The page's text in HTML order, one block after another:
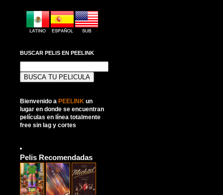
BUSCAR PELIS EN PEELINK
Bienvenido a PEELINK un
lugar en donde se encuentran
películas en línea totalmente
free sin lag y cortes
Pelis Recomendadas